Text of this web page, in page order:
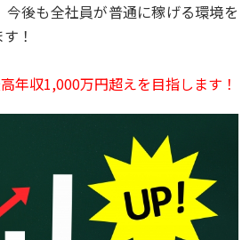
後も全社員が普通に稼げる環境を
！
年収1,000万円超えを目指します！